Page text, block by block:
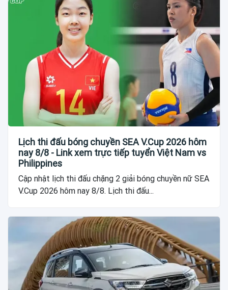
Lịch thi đấu bóng chuyền SEA V.Cup 2026 hôm
nay 8/8 - Link xem trực tiếp tuyển Việt Nam vs
Philippines
Cập nhật lịch thi đấu chặng 2 giải bóng chuyền nữ SEA
V.Cup 2026 hôm nay 8/8. Lịch thi đấu...